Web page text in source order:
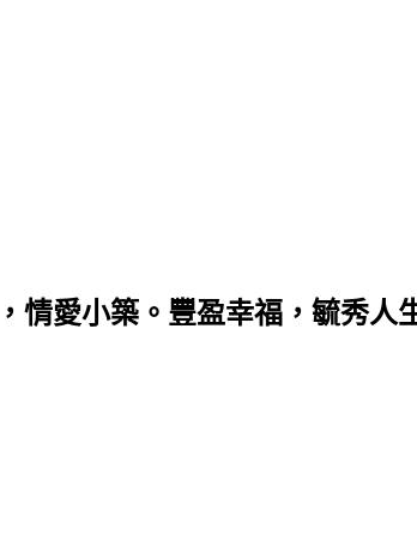
情愛小築。豐盈幸福，毓秀人